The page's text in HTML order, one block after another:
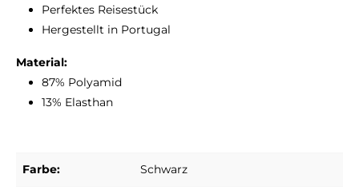
Perfektes Reisestück
Hergestellt in Portugal
Material:
87% Polyamid
13% Elasthan
Farbe: Schwarz